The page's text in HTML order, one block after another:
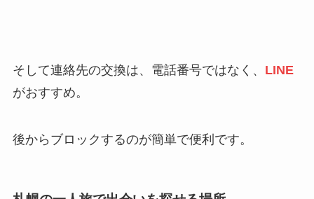
そして連絡先の交換は、電話番号ではなく、 LINE
がおすすめ。
後からブロックするのが簡単で便利です。